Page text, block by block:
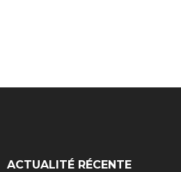
ACTUALITÉ RÉCENTE